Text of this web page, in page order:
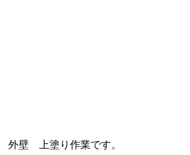
外壁 上塗り作業です。